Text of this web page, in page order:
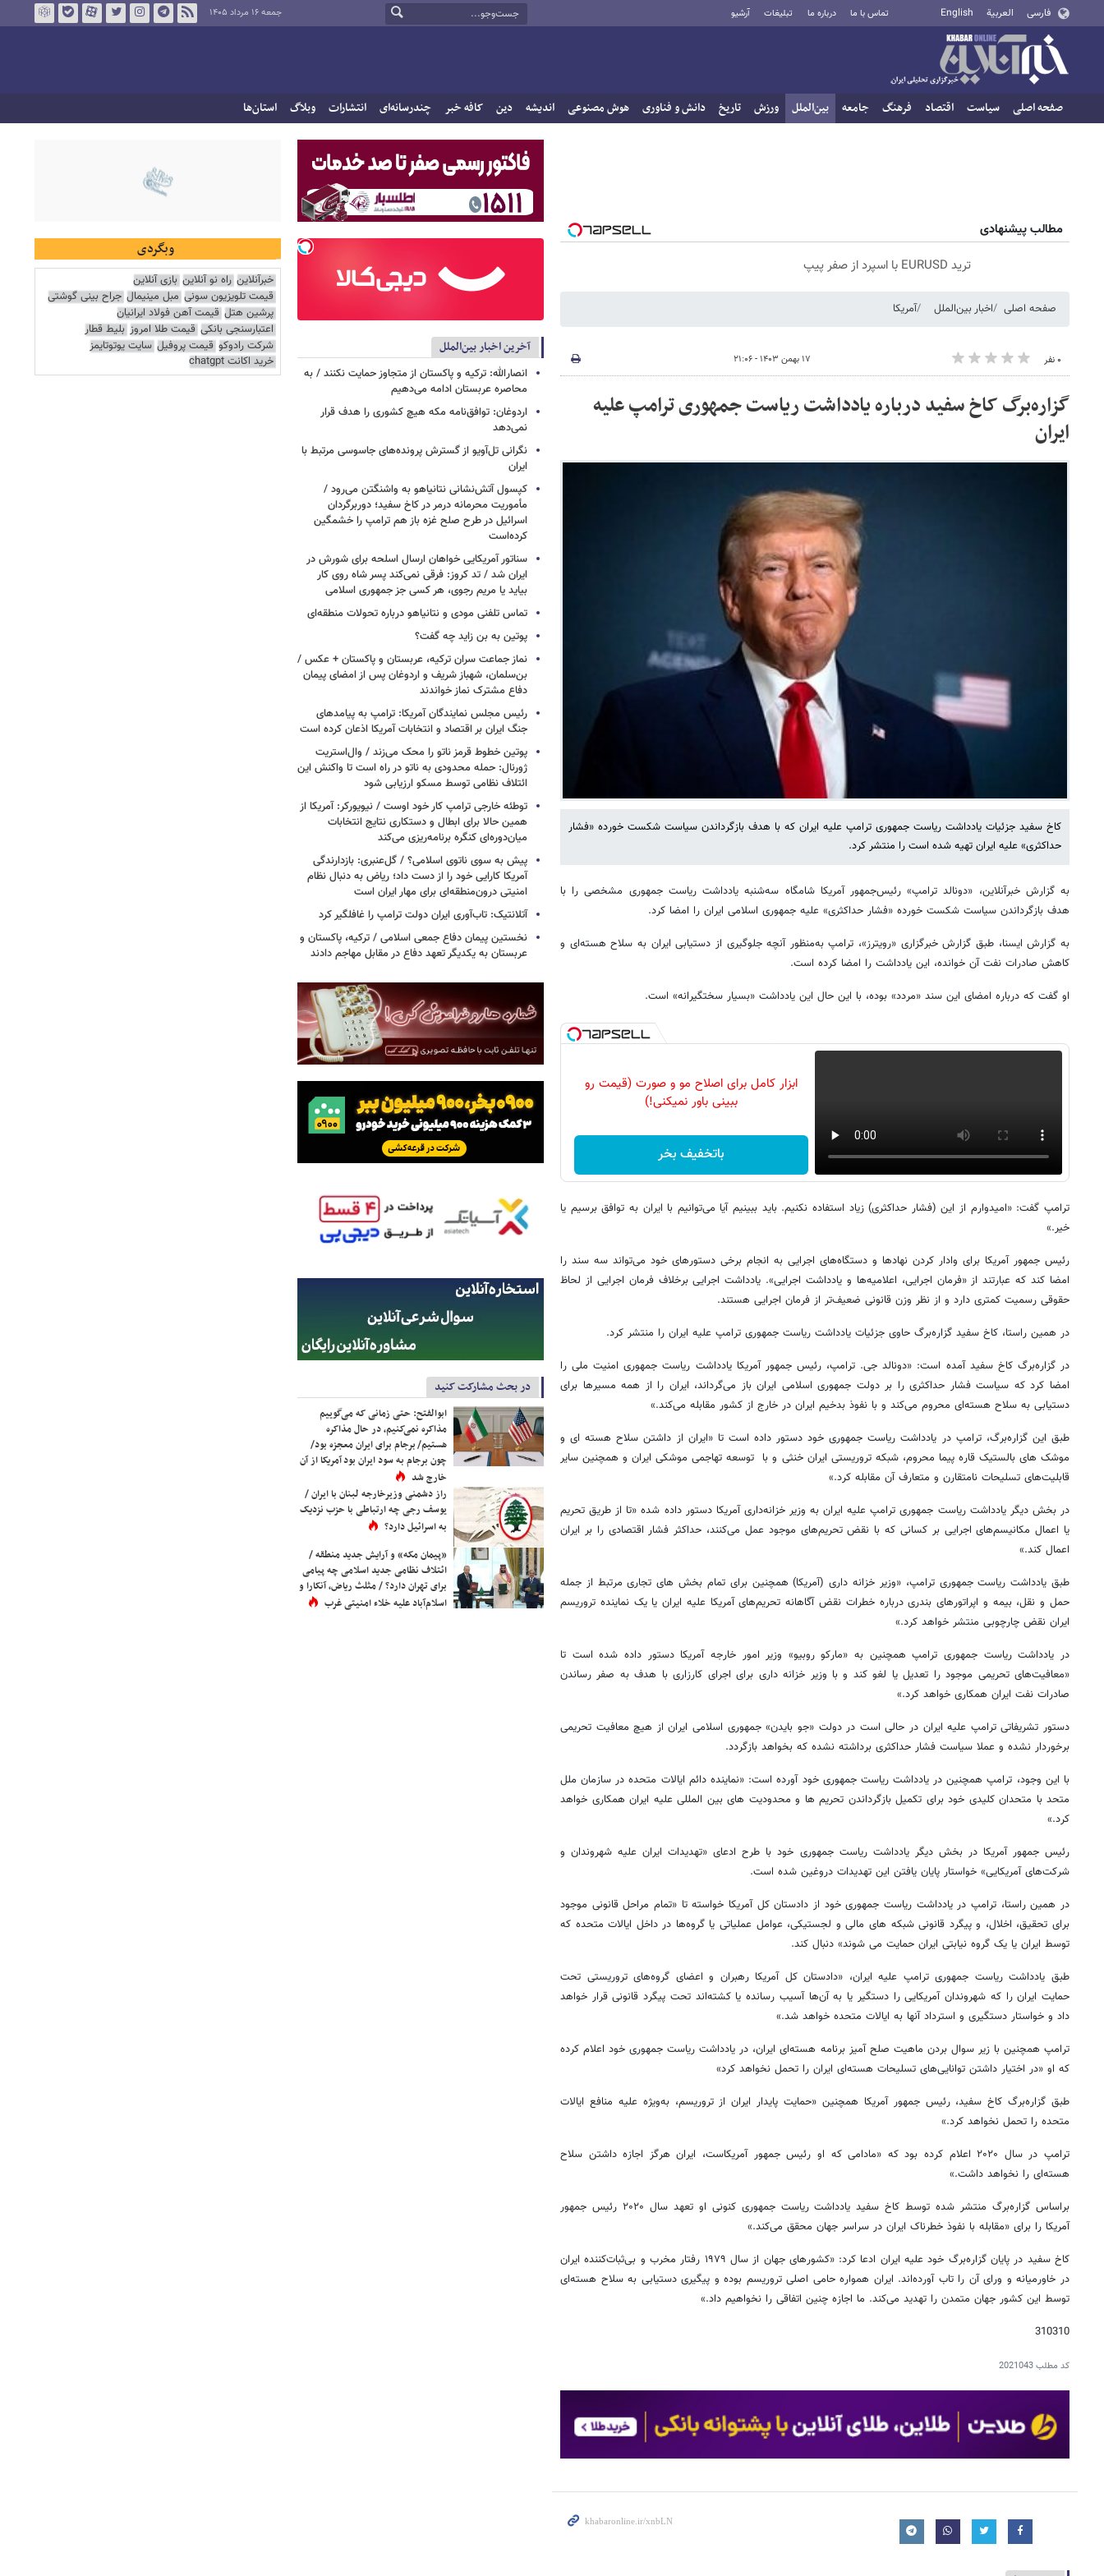
فارسی العربية English تماس با ما درباره ما تبلیغات آرشیو جمعه ۱۶ مرداد ۱۴۰۵
صفحه اصلی سیاست اقتصاد فرهنگ جامعه بین‌الملل ورزش تاریخ دانش و فناوری هوش مصنوعی اندیشه دین کافه خبر چندرسانه‌ای انتشارات وبلاگ استان‌ها
مطالب پیشنهادی
ترید EURUSD با اسپرد از صفر پیپ
صفحه اصلی اخبار بین‌الملل آمریکا
۰ نفر ۱۷ بهمن ۱۴۰۳ - ۲۱:۰۶
گزاره‌برگ کاخ سفید درباره یادداشت ریاست جمهوری ترامپ علیه
ایران
کاخ سفید جزئیات یادداشت ریاست جمهوری ترامپ علیه ایران که با هدف بازگرداندن سیاست شکست خورده «فشار
حداکثری» علیه ایران تهیه شده است را منتشر کرد.
به گزارش خبرآنلاین، «دونالد ترامپ» رئیس‌جمهور آمریکا شامگاه سه‌شنبه یادداشت ریاست جمهوری مشخصی را با
هدف بازگرداندن سیاست شکست خورده «فشار حداکثری» علیه جمهوری اسلامی ایران را امضا کرد.
به گزارش ایسنا، طبق گزارش خبرگزاری «رویترز»، ترامپ به‌منظور آنچه جلوگیری از دستیابی ایران به سلاح هسته‌ای و
کاهش صادرات نفت آن خوانده، این یادداشت را امضا کرده است.
او گفت که درباره امضای این سند «مردد» بوده، با این حال این یادداشت «بسیار سختگیرانه» است.
ابزار کامل برای اصلاح مو و صورت (قیمت رو
ببینی باور نمیکنی!)
باتخفیف بخر
ترامپ گفت: «امیدوارم از این (فشار حداکثری) زیاد استفاده نکنیم. باید ببینیم آیا می‌توانیم با ایران به توافق برسیم یا
خیر.»
رئیس‌ جمهور آمریکا برای وادار کردن نهادها و دستگاه‌های اجرایی به انجام برخی دستورهای خود می‌تواند سه سند را
امضا کند که عبارتند از «فرمان اجرایی، اعلامیه‌ها و یادداشت اجرایی». یادداشت اجرایی برخلاف فرمان اجرایی از لحاظ
حقوقی رسمیت کمتری دارد و از نظر وزن قانونی ضعیف‌تر از فرمان اجرایی هستند.
در همین راستا، کاخ سفید گزاره‌برگ حاوی جزئیات یادداشت ریاست جمهوری ترامپ علیه ایران را منتشر کرد.
در گزاره‌برگ کاخ سفید آمده است: «دونالد جی. ترامپ، رئیس جمهور آمریکا یادداشت ریاست جمهوری امنیت ملی را
امضا کرد که سیاست فشار حداکثری را بر دولت جمهوری اسلامی ایران باز می‌گرداند، ایران را از همه مسیرها برای
دستیابی به سلاح هسته‌ای محروم می‌کند و با نفوذ بدخیم ایران در خارج از کشور مقابله می‌کند.»
طبق این گزاره‌برگ، ترامپ در یادداشت ریاست جمهوری خود دستور داده است تا «ایران از داشتن سلاح هسته ای و
موشک های بالستیک قاره پیما محروم، شبکه تروریستی ایران خنثی و با توسعه تهاجمی موشکی ایران و همچنین سایر
قابلیت‌های تسلیحات نامتقارن و متعارف آن مقابله کرد.»
در بخش دیگر یادداشت ریاست جمهوری ترامپ علیه ایران به وزیر خزانه‌داری آمریکا دستور داده شده «تا از طریق تحریم
یا اعمال مکانیسم‌های اجرایی بر کسانی که با نقض تحریم‌های موجود عمل می‌کنند، حداکثر فشار اقتصادی را بر ایران
اعمال کند.»
طبق یادداشت ریاست جمهوری ترامپ، «وزیر خزانه داری (آمریکا) همچنین برای تمام بخش های تجاری مرتبط از جمله
حمل و نقل، بیمه و اپراتورهای بندری درباره خطرات نقض آگاهانه تحریم‌های آمریکا علیه ایران یا یک نماینده تروریسم
ایران نقض چارچوبی منتشر خواهد کرد.»
در یادداشت ریاست جمهوری ترامپ همچنین به «مارکو روبیو» وزیر امور خارجه آمریکا دستور داده شده است تا
«معافیت‌های تحریمی موجود را تعدیل یا لغو کند و با وزیر خزانه داری برای اجرای کارزاری با هدف به صفر رساندن
صادرات نفت ایران همکاری خواهد کرد.»
دستور تشریفاتی ترامپ علیه ایران در حالی است در دولت «جو بایدن» جمهوری اسلامی ایران از هیچ معافیت تحریمی
برخوردار نشده و عملا سیاست فشار حداکثری برداشته نشده که بخواهد بازگردد.
با این وجود، ترامپ همچنین در یادداشت ریاست جمهوری خود آورده است: «نماینده دائم ایالات متحده در سازمان ملل
متحد با متحدان کلیدی خود برای تکمیل بازگرداندن تحریم ها و محدودیت های بین المللی علیه ایران همکاری خواهد
کرد.»
رئیس جمهور آمریکا در بخش دیگر یادداشت ریاست جمهوری خود با طرح ادعای «تهدیدات ایران علیه شهروندان و
شرکت‌های آمریکایی» خواستار پایان یافتن این تهدیدات دروغین شده است.
در همین راستا، ترامپ در یادداشت ریاست جمهوری خود از دادستان کل آمریکا خواسته تا «تمام مراحل قانونی موجود
برای تحقیق، اخلال، و پیگرد قانونی شبکه های مالی و لجستیکی، عوامل عملیاتی یا گروه‌ها در داخل ایالات متحده که
توسط ایران یا یک گروه نیابتی ایران حمایت می شوند» دنبال کند.
طبق یادداشت ریاست جمهوری ترامپ علیه ایران، «دادستان کل آمریکا رهبران و اعضای گروه‌های تروریستی تحت
حمایت ایران را که شهروندان آمریکایی را دستگیر یا به آن‌ها آسیب رسانده یا کشته‌اند تحت پیگرد قانونی قرار خواهد
داد و خواستار دستگیری و استرداد آنها به ایالات متحده خواهد شد.»
ترامپ همچنین با زیر سوال بردن ماهیت صلح آمیز برنامه هسته‌ای ایران، در یادداشت ریاست جمهوری خود اعلام کرده
که او «در اختیار داشتن توانایی‌های تسلیحات هسته‌ای ایران را تحمل نخواهد کرد»
طبق گزاره‌برگ کاخ سفید، رئیس جمهور آمریکا همچنین «حمایت پایدار ایران از تروریسم، به‌ویژه علیه منافع ایالات
متحده را تحمل نخواهد کرد.»
ترامپ در سال ۲۰۲۰ اعلام کرده بود که «مادامی که او رئیس جمهور آمریکاست، ایران هرگز اجازه داشتن سلاح
هسته‌ای را نخواهد داشت.»
براساس گزاره‌برگ منتشر شده توسط کاخ سفید یادداشت ریاست جمهوری کنونی او تعهد سال ۲۰۲۰ رئیس جمهور
آمریکا را برای «مقابله با نفوذ خطرناک ایران در سراسر جهان محقق می‌کند.»
کاخ سفید در پایان گزاره‌برگ خود علیه ایران ادعا کرد: «کشورهای جهان از سال ۱۹۷۹ رفتار مخرب و بی‌ثبات‌کننده ایران
در خاورمیانه و ورای آن را تاب آورده‌اند. ایران همواره حامی اصلی تروریسم بوده و پیگیری دستیابی به سلاح هسته‌ای
توسط این کشور جهان متمدن را تهدید می‌کند. ما اجازه چنین اتفاقی را نخواهیم داد.»
310310
کد مطلب2021043
آخرین اخبار بین‌الملل
انصارالله: ترکیه و پاکستان از متجاوز حمایت نکنند / به
محاصره عربستان ادامه می‌دهیم
اردوغان: توافق‌نامه مکه هیچ کشوری را هدف قرار
نمی‌دهد
نگرانی تل‌آویو از گسترش پرونده‌های جاسوسی مرتبط با
ایران
کپسول آتش‌نشانی نتانیاهو به واشنگتن می‌رود /
مأموریت محرمانه درمر در کاخ سفید؛ دوربرگردان
اسرائیل در طرح صلح غزه باز هم ترامپ را خشمگین
کرده‌است
سناتور آمریکایی خواهان ارسال اسلحه برای شورش در
ایران شد / تد کروز: فرقی نمی‌کند پسر شاه روی کار
بیاید یا مریم رجوی، هر کسی جز جمهوری اسلامی
تماس تلفنی مودی و نتانیاهو درباره تحولات منطقه‌ای
پوتین به بن زاید چه گفت؟
نماز جماعت سران ترکیه، عربستان و پاکستان + عکس /
بن‌سلمان، شهباز شریف و اردوغان پس از امضای پیمان
دفاع مشترک نماز خواندند
رئیس مجلس نمایندگان آمریکا: ترامپ به پیامدهای
جنگ ایران بر اقتصاد و انتخابات آمریکا اذعان کرده است
پوتین خطوط قرمز ناتو را محک می‌زند / وال‌استریت
ژورنال: حمله محدودی به ناتو در راه است تا واکنش این
ائتلاف نظامی توسط مسکو ارزیابی شود
توطئه خارجی ترامپ کار خود اوست / نیویورکر: آمریکا از
همین حالا برای ابطال و دستکاری نتایج انتخابات
میان‌دوره‌ای کنگره برنامه‌ریزی می‌کند
پیش به سوی ناتوی اسلامی؟ / گل‌عنبری: بازدارندگی
آمریکا کارایی خود را از دست داد؛ ریاض به دنبال نظام
امنیتی درون‌منطقه‌ای برای مهار ایران است
آتلانتیک: تاب‌آوری ایران دولت ترامپ را غافلگیر کرد
نخستین پیمان دفاع جمعی اسلامی / ترکیه، پاکستان و
عربستان به یکدیگر تعهد دفاع در مقابل مهاجم دادند
در بحث مشارکت کنید
ابوالفتح: حتی زمانی که می‌گوییم
مذاکره نمی‌کنیم، در حال مذاکره
هستیم/ برجام برای ایران معجزه بود/
چون برجام به سود ایران بود آمریکا از آن
خارج شد
راز دشمنی وزیرخارجه لبنان با ایران /
یوسف رجی چه ارتباطی با حزب نزدیک
به اسرائیل دارد؟
«پیمان مکه» و آرایش جدید منطقه /
ائتلاف نظامی جدید اسلامی چه پیامی
برای تهران دارد؟ / مثلث ریاض، آنکارا و
اسلام‌آباد علیه خلاء امنیتی غرب
وبگردی
خبرآنلاین راه نو آنلاین بازی آنلاین
قیمت تلویزیون سونی مبل مینیمال جراح بینی گوشتی
پرشین هتل قیمت آهن فولاد ایرانیان
اعتبارسنجی بانکی قیمت طلا امروز بلیط قطار
شرکت رادوکو قیمت پروفیل سایت یوتوتایمز
خرید اکانت chatgpt